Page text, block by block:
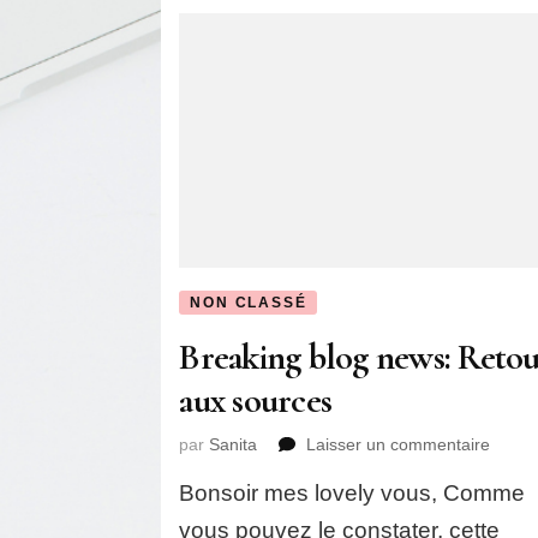
NON CLASSÉ
Breaking blog news:
aux sources
par Sanita Laisser un commentaire
blog
Bonsoir mes lovely vous, Comme
vous pouvez le constater, cette